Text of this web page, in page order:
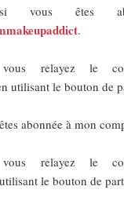
vous êtes
.
relayez le
utilisant le bouton de
abonnée à mon
relayez le
le bouton de